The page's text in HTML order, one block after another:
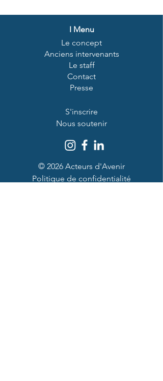
I Menu
Le concept
Anciens intervenants
Le staff
Contact
Presse
S'inscrire
Nous soutenir
© 2026 Acteurs d'Avenir
Politique de confidentialité